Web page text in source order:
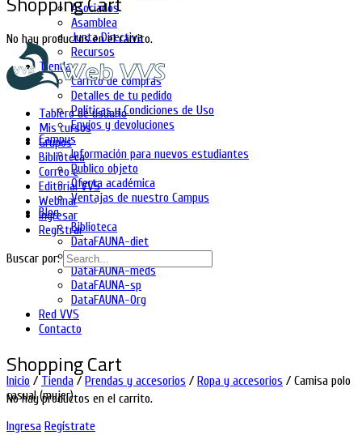
Asociados
Asamblea
Junta Directiva
Recursos
Tienda
Carrito de compras
Detalles de tu pedido
Políticas y Condiciones de Uso
Envíos y devoluciones
Campus
Información para nuevos estudiantes
Publico objeto
Oferta académica
Ventajas de nuestro Campus
Blog
Biblioteca
DataFAUNA-diet
DataFAUNA-inia
DataFAUNA-meds
DataFAUNA-sp
DataFAUNA-Org
Red VVS
Contacto
Shopping Cart
No hay productos en el carrito.
Ingresa Regístrate
No hay productos en el carrito.
Tablero de usuario
Mis cursos
Grupos
Biblioteca
Correo e
Editorial VVS
Webinar
Ingresar
Registrar
Buscar por:
Inicio / Tienda / Prendas y accesorios / Ropa y accesorios / Camisa polo
casual (mujer)